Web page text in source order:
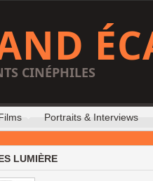
CINÉPHILES
Portraits & Interviews
LUMIÈRE